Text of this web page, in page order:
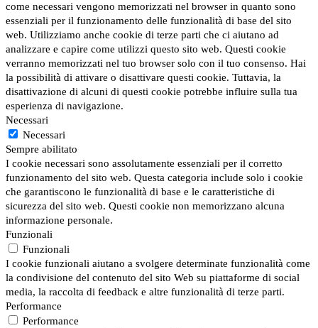
come necessari vengono memorizzati nel browser in quanto sono
essenziali per il funzionamento delle funzionalità di base del sito
web. Utilizziamo anche cookie di terze parti che ci aiutano ad
analizzare e capire come utilizzi questo sito web. Questi cookie
verranno memorizzati nel tuo browser solo con il tuo consenso. Hai
la possibilità di attivare o disattivare questi cookie. Tuttavia, la
disattivazione di alcuni di questi cookie potrebbe influire sulla tua
esperienza di navigazione.
Necessari
Necessari
Sempre abilitato
I cookie necessari sono assolutamente essenziali per il corretto
funzionamento del sito web. Questa categoria include solo i cookie
che garantiscono le funzionalità di base e le caratteristiche di
sicurezza del sito web. Questi cookie non memorizzano alcuna
informazione personale.
Funzionali
Funzionali
I cookie funzionali aiutano a svolgere determinate funzionalità come
la condivisione del contenuto del sito Web su piattaforme di social
media, la raccolta di feedback e altre funzionalità di terze parti.
Performance
Performance